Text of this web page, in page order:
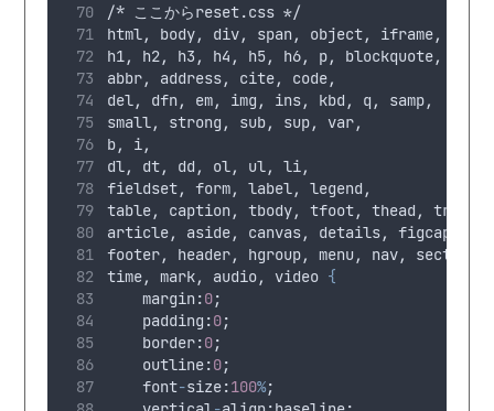
/* ここからreset.css */
html, body, div, span, object, iframe,
h1, h2, h3, h4, h5, h6, p, blockquote, pre,
abbr, address, cite, code,
del, dfn, em, img, ins, kbd, q, samp,
small, strong, sub, sup, var,
b, i,
dl, dt, dd, ol, ul, li,
fieldset, form, label, legend,
table, caption, tbody, tfoot, thead, tr,
article, aside, canvas, details,
footer, header, hgroup, menu, nav, section,
time, mark, audio, video {
margin:0;
padding :0;
border:0;
outline:0;
font-size:100%;